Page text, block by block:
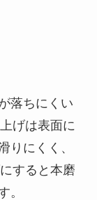
落ちにくい
げは表面に
りにくく、
すると本磨
。